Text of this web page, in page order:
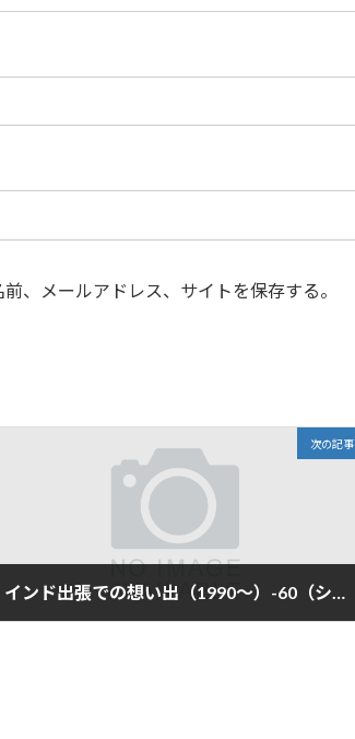
、メールアドレス、サイトを保存する。
次の記事